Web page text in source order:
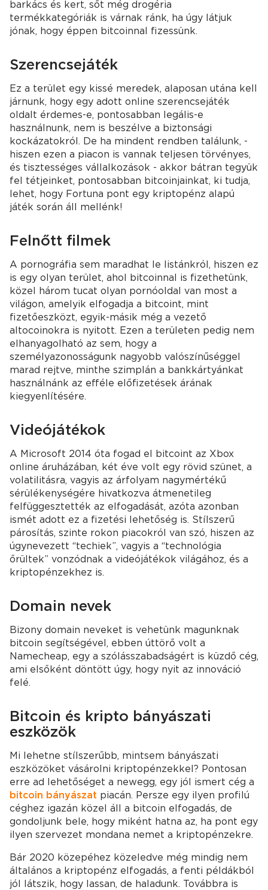
barkács és kert, sőt még drogéria
termékkategóriák is várnak ránk, ha úgy látjuk
jónak, hogy éppen bitcoinnal fizessünk.
Szerencsejáték
Ez a terület egy kissé meredek, alaposan utána kell
járnunk, hogy egy adott online szerencsejáték
oldalt érdemes-e, pontosabban legális-e
használnunk, nem is beszélve a biztonsági
kockázatokról. De ha mindent rendben találunk, -
hiszen ezen a piacon is vannak teljesen törvényes,
és tisztességes vállalkozások - akkor bátran tegyük
fel tétjeinket, pontosabban bitcoinjainkat, ki tudja,
lehet, hogy Fortuna pont egy kriptopénz alapú
játék során áll mellénk!
Felnőtt filmek
A pornográfia sem maradhat le listánkról, hiszen ez
is egy olyan terület, ahol bitcoinnal is fizethetünk,
közel három tucat olyan pornóoldal van most a
világon, amelyik elfogadja a bitcoint, mint
fizetőeszközt, egyik-másik még a vezető
altocoinokra is nyitott. Ezen a területen pedig nem
elhanyagolható az sem, hogy a
személyazonosságunk nagyobb valószínűséggel
marad rejtve, minthe szimplán a bankkártyánkat
használnánk az efféle előfizetések árának
kiegyenlítésére.
Videójátékok
A Microsoft 2014 óta fogad el bitcoint az Xbox
online áruházában, két éve volt egy rövid szünet, a
volatilitásra, vagyis az árfolyam nagymértékű
sérülékenységére hivatkozva átmenetileg
felfüggesztették az elfogadását, azóta azonban
ismét adott ez a fizetési lehetőség is. Stílszerű
párosítás, szinte rokon piacokról van szó, hiszen az
úgynevezett “techiek”, vagyis a “technológia
őrültek” vonzódnak a videójátékok világához, és a
kriptopénzekhez is.
Domain nevek
Bizony domain neveket is vehetünk magunknak
bitcoin segítségével, ebben úttörő volt a
Namecheap, egy a szólásszabadságért is küzdő cég,
ami elsőként döntött úgy, hogy nyit az innováció
felé.
Bitcoin és kripto bányászati
eszközök
Mi lehetne stílszerűbb, mintsem bányászati
eszközöket vásárolni kriptopénzekkel? Pontosan
erre ad lehetőséget a newegg, egy jól ismert cég a
bitcoin bányászat piacán. Persze egy ilyen profilú
céghez igazán közel áll a bitcoin elfogadás, de
gondoljunk bele, hogy miként hatna az, ha pont egy
ilyen szervezet mondana nemet a kriptopénzekre.
Bár 2020 közepéhez közeledve még mindig nem
általános a kriptopénz elfogadás, a fenti példákból
jól látszik, hogy lassan, de haladunk. Továbbra is